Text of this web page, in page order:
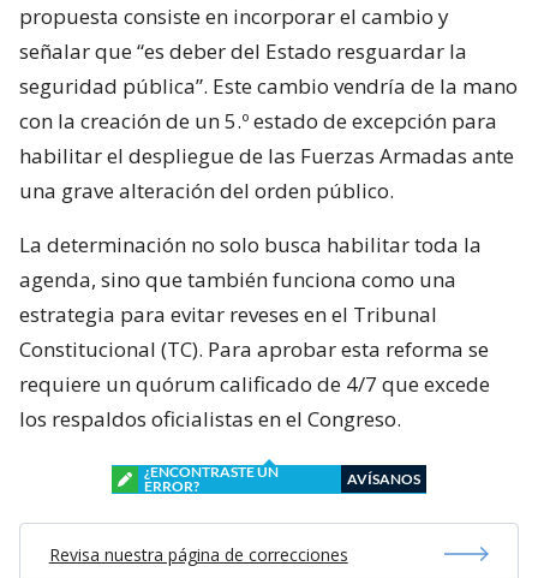
propuesta consiste en incorporar el cambio y
señalar que “es deber del Estado resguardar la
seguridad pública”. Este cambio vendría de la mano
con la creación de un 5.º estado de excepción para
habilitar el despliegue de las Fuerzas Armadas ante
una grave alteración del orden público.
La determinación no solo busca habilitar toda la
agenda, sino que también funciona como una
estrategia para evitar reveses en el Tribunal
Constitucional (TC). Para aprobar esta reforma se
requiere un quórum calificado de 4/7 que excede
los respaldos oficialistas en el Congreso.
¿ENCONTRASTE UN
ERROR?
AVÍSANOS
Revisa nuestra página de correcciones